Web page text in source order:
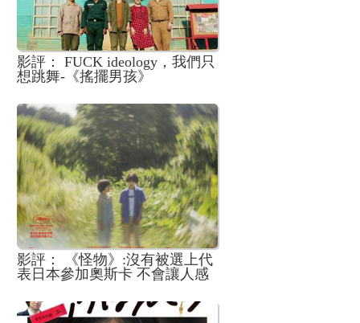
影評： FUCK ideology，我們只
想跳舞-《搖擺男孩》
影評： 《怪物》:沒有被選上代
表日本參加奧斯卡 不會讓人感